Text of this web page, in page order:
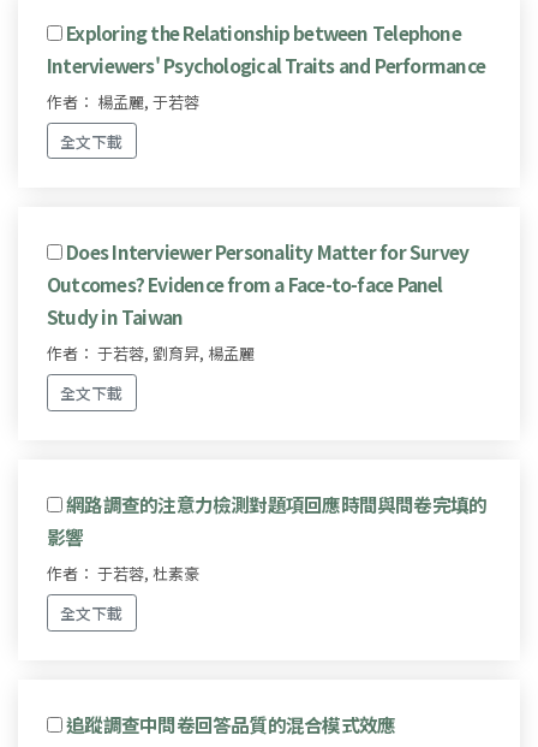
Exploring the Relationship between Telephone
Interviewers' Psychological Traits and Performance
作者： 楊孟麗, 于若蓉
全文下載
Does Interviewer Personality Matter for Survey
Outcomes? Evidence from a Face-to-face Panel
Study in Taiwan
作者： 于若蓉, 劉育昇, 楊孟麗
全文下載
網路調查的注意力檢測對題項回應時間與問卷完填的
影響
作者： 于若蓉, 杜素豪
全文下載
追蹤調查中問卷回答品質的混合模式效應